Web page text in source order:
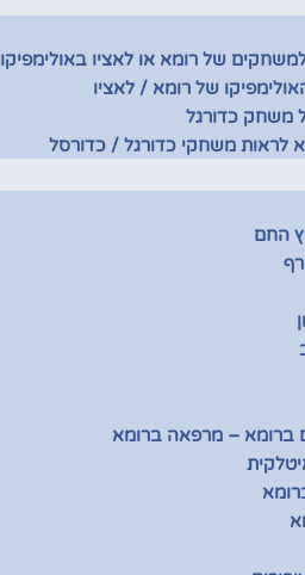
של רומא או לאציו באולימפיקו
של רומא / לאציו
משחק כדורגל
לראות משחקי כדורגל / כדורסל
החם
ברומא – מרפאה ברומא